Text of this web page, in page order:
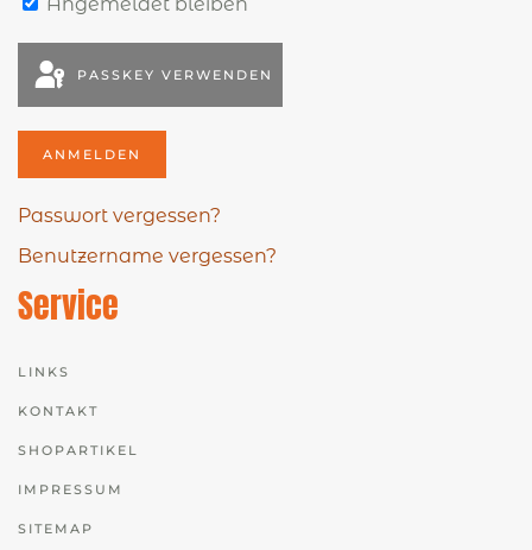
PASSKEY VERWENDEN
ANMELDEN
Passwort vergessen?
Benutzername vergessen?
Service
LINKS
KONTAKT
SHOPARTIKEL
IMPRESSUM
SITEMAP